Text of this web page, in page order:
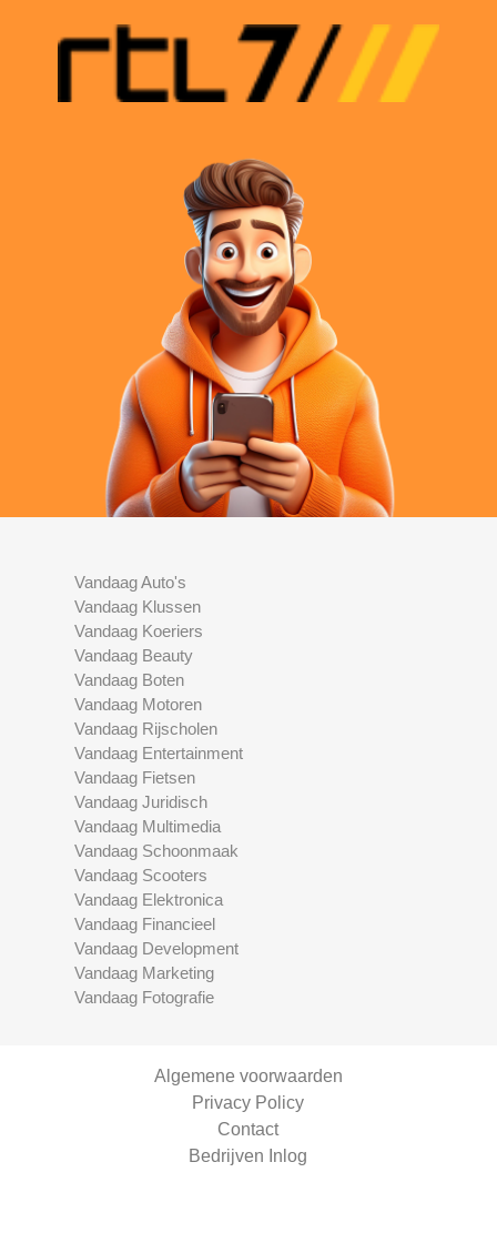
Vandaag Auto's
Vandaag Klussen
Vandaag Koeriers
Vandaag Beauty
Vandaag Boten
Vandaag Motoren
Vandaag Rijscholen
Vandaag Entertainment
Vandaag Fietsen
Vandaag Juridisch
Vandaag Multimedia
Vandaag Schoonmaak
Vandaag Scooters
Vandaag Elektronica
Vandaag Financieel
Vandaag Development
Vandaag Marketing
Vandaag Fotografie
Algemene voorwaarden
Privacy Policy
Contact
Bedrijven Inlog